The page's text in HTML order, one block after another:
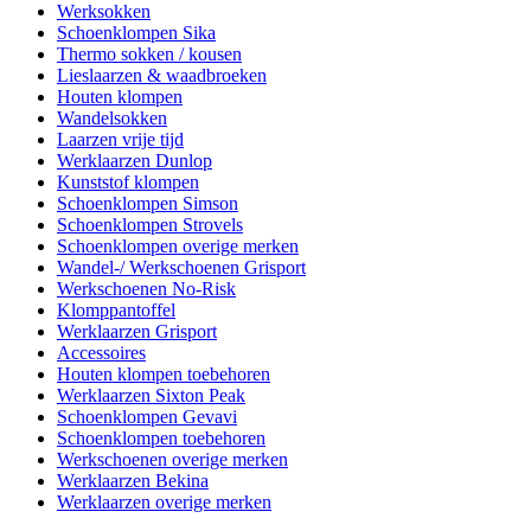
Werksokken
Schoenklompen Sika
Thermo sokken / kousen
Lieslaarzen & waadbroeken
Houten klompen
Wandelsokken
Laarzen vrije tijd
Werklaarzen Dunlop
Kunststof klompen
Schoenklompen Simson
Schoenklompen Strovels
Schoenklompen overige merken
Wandel-/ Werkschoenen Grisport
Werkschoenen No-Risk
Klomppantoffel
Werklaarzen Grisport
Accessoires
Houten klompen toebehoren
Werklaarzen Sixton Peak
Schoenklompen Gevavi
Schoenklompen toebehoren
Werkschoenen overige merken
Werklaarzen Bekina
Werklaarzen overige merken